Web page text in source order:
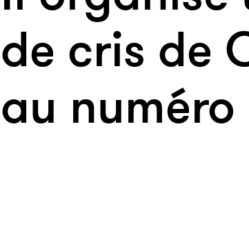
de cris de
au